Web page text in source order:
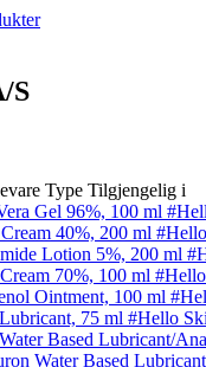
S
Type Tilgjengelig i
Gel 96%, 100 ml
40%, 200 ml
Lotion 5%, 200 ml
70%, 100 ml
Ointment, 100 ml
75 ml #Hello
Based Lubricant/
Water Based